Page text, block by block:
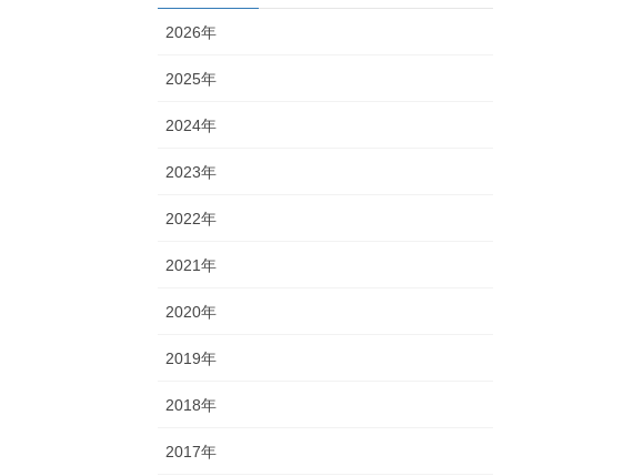
2026年
2025年
2024年
2023年
2022年
2021年
2020年
2019年
2018年
2017年